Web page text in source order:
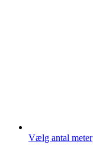
Vælg antal meter